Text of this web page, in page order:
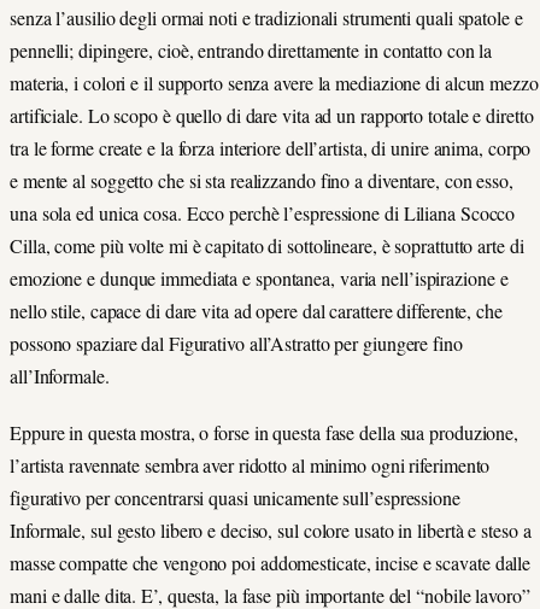
senza l’ausilio degli ormai noti e tradizionali strumenti quali spatole e
pennelli; dipingere, cioè, entrando direttamente in contatto con la
materia, i colori e il supporto senza avere la mediazione di alcun mezzo
artificiale. Lo scopo è quello di dare vita ad un rapporto totale e diretto
tra le forme create e la forza interiore dell’artista, di unire anima, corpo
e mente al soggetto che si sta realizzando fino a diventare, con esso,
una sola ed unica cosa. Ecco perchè l’espressione di Liliana Scocco
Cilla, come più volte mi è capitato di sottolineare, è soprattutto arte di
emozione e dunque immediata e spontanea, varia nell’ispirazione e
nello stile, capace di dare vita ad opere dal carattere differente, che
possono spaziare dal Figurativo all’Astratto per giungere fino
all’Informale.
Eppure in questa mostra, o forse in questa fase della sua produzione,
l’artista ravennate sembra aver ridotto al minimo ogni riferimento
figurativo per concentrarsi quasi unicamente sull’espressione
Informale, sul gesto libero e deciso, sul colore usato in libertà e steso a
masse compatte che vengono poi addomesticate, incise e scavate dalle
mani e dalle dita. E’, questa, la fase più importante del “nobile lavoro”